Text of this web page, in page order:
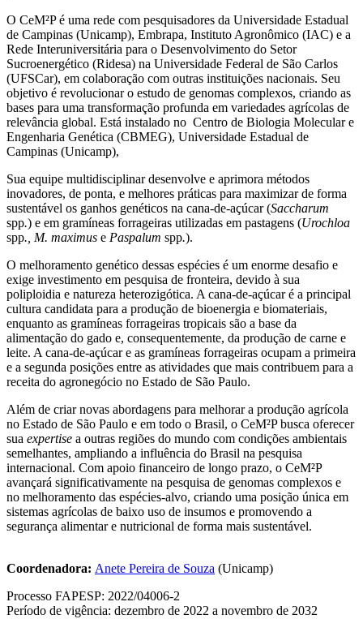
O CeM²P é uma rede com pesquisadores da Universidade Estadual
de Campinas (Unicamp), Embrapa, Instituto Agronômico (IAC) e a
Rede Interuniversitária para o Desenvolvimento do Setor
Sucroenergético (Ridesa) na Universidade Federal de São Carlos
(UFSCar), em colaboração com outras instituições nacionais. Seu
objetivo é revolucionar o estudo de genomas complexos, criando as
bases para uma transformação profunda em variedades agrícolas de
relevância global. Está instalado no Centro de Biologia Molecular e
Engenharia Genética (CBMEG), Universidade Estadual de
Campinas (Unicamp),
Sua equipe multidisciplinar desenvolve e aprimora métodos
inovadores, de ponta, e melhores práticas para maximizar de forma
sustentável os ganhos genéticos na cana-de-açúcar (Saccharum
spp.) e em gramíneas forrageiras utilizadas em pastagens (Urochloa
spp., M. maximus e Paspalum spp.).
O melhoramento genético dessas espécies é um enorme desafio e
exige investimento em pesquisa de fronteira, devido à sua
poliploidia e natureza heterozigótica. A cana-de-açúcar é a principal
cultura candidata para a produção de bioenergia e biomateriais,
enquanto as gramíneas forrageiras tropicais são a base da
alimentação do gado e, consequentemente, da produção de carne e
leite. A cana-de-açúcar e as gramíneas forrageiras ocupam a primeira
e a segunda posições entre as atividades que mais contribuem para a
receita do agronegócio no Estado de São Paulo.
Além de criar novas abordagens para melhorar a produção agrícola
no Estado de São Paulo e em todo o Brasil, o CeM²P busca oferecer
sua expertise a outras regiões do mundo com condições ambientais
semelhantes, ampliando a influência do Brasil na pesquisa
internacional. Com apoio financeiro de longo prazo, o CeM²P
avançará significativamente na pesquisa de genomas complexos e
no melhoramento das espécies-alvo, criando uma posição única em
sistemas agrícolas de baixo uso de insumos e promovendo a
segurança alimentar e nutricional de forma mais sustentável.
Coordenadora: Anete Pereira de Souza (Unicamp)
Processo FAPESP: 2022/04006-2
Período de vigência: dezembro de 2022 a novembro de 2032